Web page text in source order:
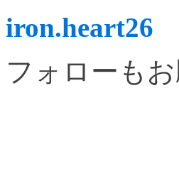
iron.heart26
フォローも